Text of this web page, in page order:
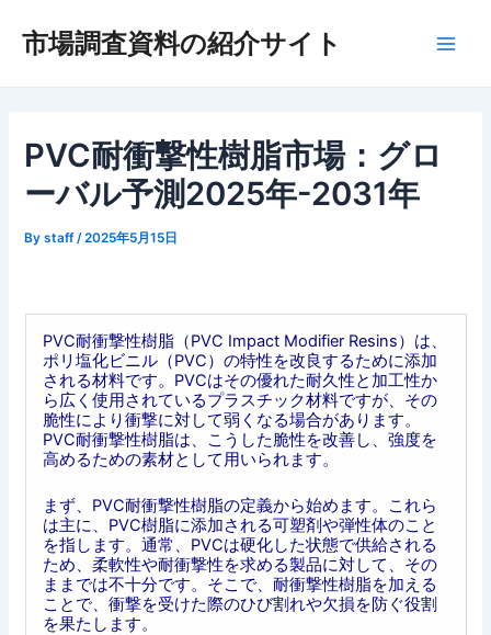
市場調査資料の紹介サイト
PVC耐衝撃性樹脂市場：グロ
ーバル予測2025年-2031年
Bystaff /2025年5月15日
PVC耐衝撃性樹脂（PVC Impact Modifier Resins）は、
ポリ塩化ビニル（PVC）の特性を改良するために添加
される材料です。PVCはその優れた耐久性と加工性か
ら広く使用されているプラスチック材料ですが、その
脆性により衝撃に対して弱くなる場合があります。
PVC耐衝撃性樹脂は、こうした脆性を改善し、強度を
高めるための素材として用いられます。
まず、PVC耐衝撃性樹脂の定義から始めます。これら
は主に、PVC樹脂に添加される可塑剤や弾性体のこと
を指します。通常、PVCは硬化した状態で供給される
ため、柔軟性や耐衝撃性を求める製品に対して、その
ままでは不十分です。そこで、耐衝撃性樹脂を加える
ことで、衝撃を受けた際のひび割れや欠損を防ぐ役割
を果たします。